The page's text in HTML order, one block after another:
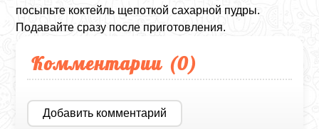
посыпьте коктейль щепоткой сахарной пудры.
Подавайте сразу после приготовления.
Комментарии (0)
Добавить комментарий